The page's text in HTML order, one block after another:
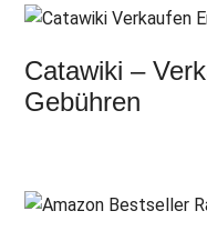
Catawiki –
Gebühren